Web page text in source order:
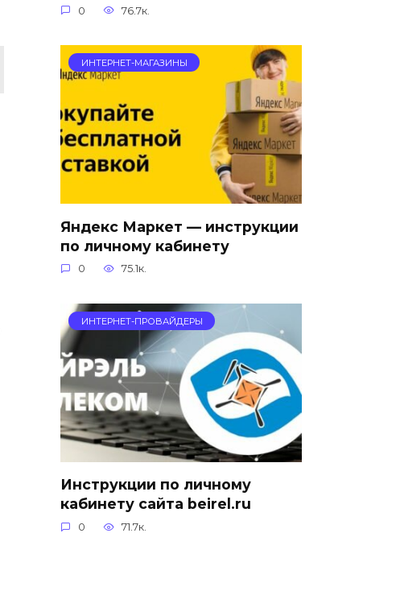
0 76.7к.
ИНТЕРНЕТ-МАГАЗИНЫ
Яндекс Маркет — инструкции
по личному кабинету
0 75.1к.
ИНТЕРНЕТ-ПРОВАЙДЕРЫ
Инструкции по личному
кабинету сайта beirel.ru
0 71.7к.